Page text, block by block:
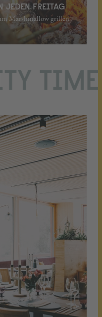
JEDEN FREITAG
Marshmallow grillen